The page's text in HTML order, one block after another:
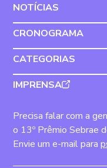
NOTÍCIAS
CRONOGRAMA
CATEGORIAS
IMPRENSA
Precisa falar com a
o 13º Prêmio Sebrae
Envie um e-mail para